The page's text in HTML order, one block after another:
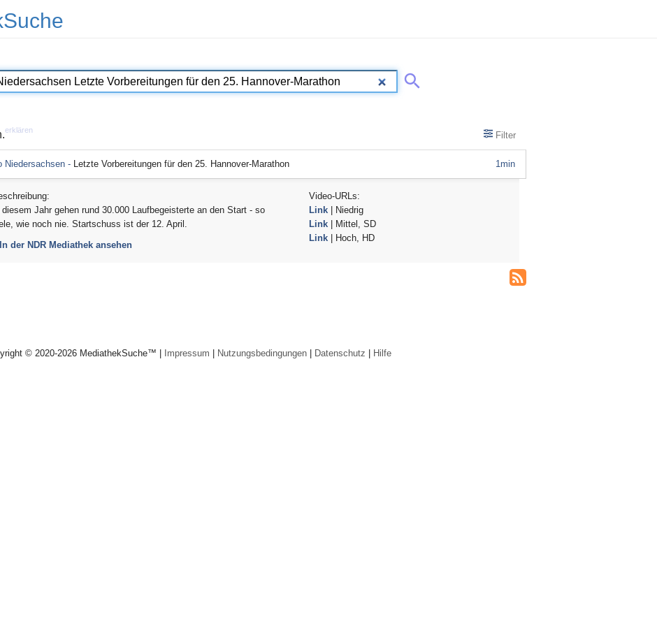
erklären Filter
1min
Niedersachsen - Letzte Vorbereitungen für den 25. Hannover-Marathon
diesem Jahr gehen rund 30.000 Laufbegeisterte an den Start - so
wie noch nie. Startschuss ist der 12. April.
In der NDR Mediathek ansehen
Video-URLs:
Link| Niedrig
Link| Mittel, SD
Link| Hoch, HD
© 2020-2026 MediathekSuche™ | Impressum | Nutzungsbedingungen| Datenschutz | Hilfe